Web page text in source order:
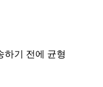
하기 전에 균형